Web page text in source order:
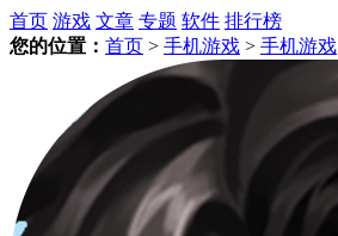
首页 游戏 文章 专题 软件 排行榜
您的位置： 首页 > 手机游戏 > 手机游戏